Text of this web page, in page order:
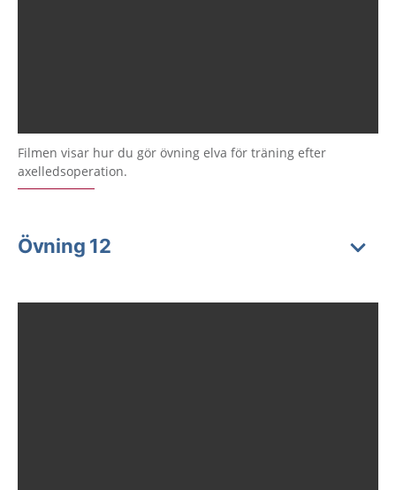
Filmen visar hur du gör övning elva för träning efter
axelledsoperation.
Övning 12